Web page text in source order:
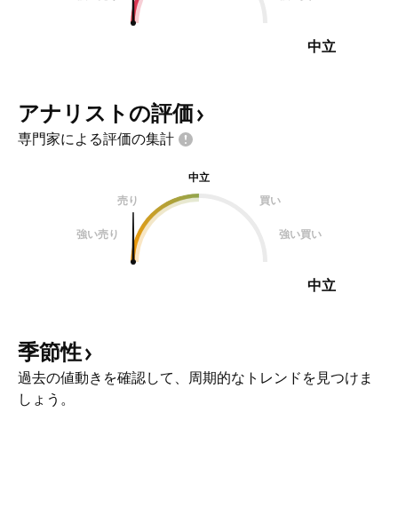
中立
アナリストの評価
専門家による評価の集計
中立
売り
買い
強い売り 強い買い
中立
季節性
過去の値動きを確認して、周期的なトレンドを見つけま
しょう。